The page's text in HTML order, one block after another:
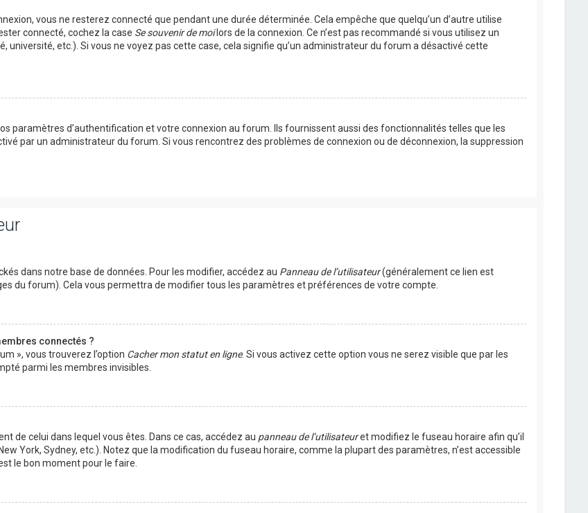
vous ne resterez connecté que pendant une durée déterminée. Cela empêche que quelqu’un d’autre utilise
connecté, cochez la case Se souvenir de moilors de la connexion. Ce n’est pas recommandé si vous utilisez un
etc.). Si vous ne voyez pas cette case, cela signifie qu’un administrateur du forum a désactivé cette
paramètres d’authentification et votre connexion au forum. Ils fournissent aussi des fonctionnalités telles que les
par un administrateur du forum. Si vous rencontrez des problèmes de connexion ou de déconnexion, la suppression
dans notre base de données. Pour les modifier, accédez au Panneau de l’utilisateur(généralement ce lien est
du forum). Cela vous permettra de modifier tous les paramètres et préférences de votre compte.
connectés ?
», vous trouverez l’option Cacher mon statut en ligne. Si vous activez cette option vous ne serez visible que par les
parmi les membres invisibles.
de celui dans lequel vous êtes. Dans ce cas, accédez au panneau de l’utilisateuret modifiez le fuseau horaire afin qu’il
York, Sydney, etc.). Notez que la modification du fuseau horaire, comme la plupart des paramètres, n’est accessible
le bon moment pour le faire.